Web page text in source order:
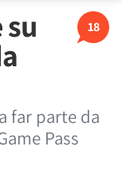
18
far parte da
Pass